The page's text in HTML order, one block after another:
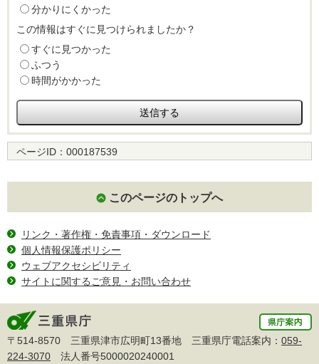
分かりにくかった
この情報はすぐに見つけられましたか？
すぐに見つかった
ふつう
時間がかかった
ページID： 000187539
このページのトップへ
リンク・著作権・免責事項・ダウンロード
個人情報保護ポリシー
ウェブアクセシビリティ
サイトに関するご意見・お問い合わせ
〒514-8570 三重県津市広明町13番地 三重県庁電話案内： 059-
224-3070 法人番号5000020240001